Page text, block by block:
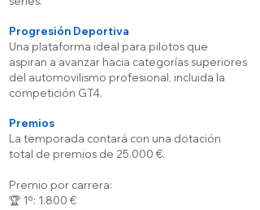
Progresión Deportiva
Una plataforma ideal para pilotos que
aspiran a avanzar hacia categorías superiores
del automovilismo profesional, incluida la
competición GT4.
Premios
La temporada contará con una dotación
total de premios de 25.000 €.
Premio por carrera:
🏆 1º: 1.800 €